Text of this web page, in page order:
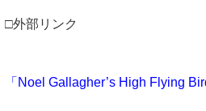
□外部リンク
「Noel Gallagher’s High Flying